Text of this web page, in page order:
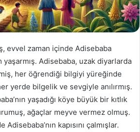
evvel zaman içinde Adisebaba
yaşarmış. Adisebaba, uzak diyarlarda
her öğrendiği bilgiyi yüreğinde
yerde bilgelik ve sevgiyle anılırmış.
yaşadığı köye büyük bir kıtlık
ağaçlar meyve vermez olmuş.
kapısını çalmışlar.